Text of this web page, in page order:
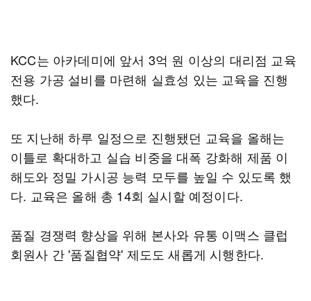
KCC는 아카데미에 앞서 3억 원 이상의 대리점 교육
전용 가공 설비를 마련해 실효성 있는 교육을 진행
했다.
또 지난해 하루 일정으로 진행됐던 교육을 올해는
이틀로 확대하고 실습 비중을 대폭 강화해 제품 이
해도와 정밀 가시공 능력 모두를 높일 수 있도록 했
다. 교육은 올해 총 14회 실시할 예정이다.
품질 경쟁력 향상을 위해 본사와 유통 이맥스 클럽
회원사 간 '품질협약' 제도도 새롭게 시행한다.